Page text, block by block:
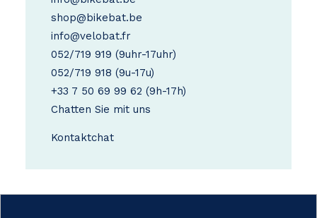
shop@bikebat.be
info@velobat.fr
052/719 919 (9uhr-17uhr)
052/719 918 (9u-17u)
+33 7 50 69 99 62 (9h-17h)
Chatten Sie mit uns
Kontaktchat